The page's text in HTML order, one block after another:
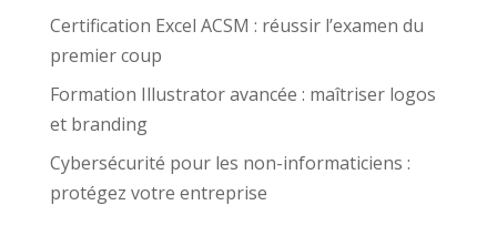
Certification Excel ACSM : réussir l’examen du
premier coup
Formation Illustrator avancée : maîtriser logos
et branding
Cybersécurité pour les non-informaticiens :
protégez votre entreprise